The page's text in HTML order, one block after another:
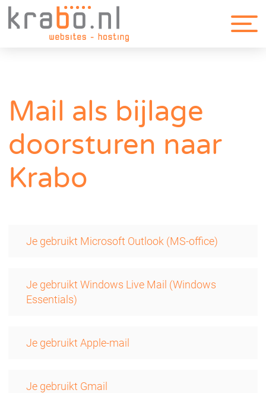
Mail als bijlage
doorsturen naar
Krabo
Je gebruikt Microsoft Outlook (MS-office)
Je gebruikt Windows Live Mail (Windows
Essentials)
Je gebruikt Apple-mail
Je gebruikt Gmail